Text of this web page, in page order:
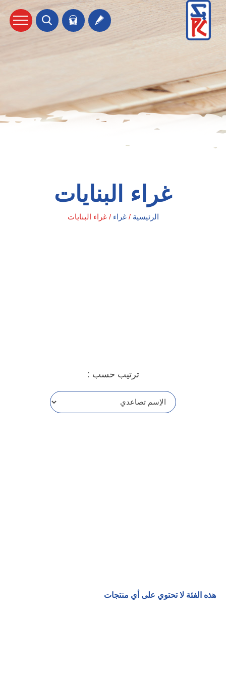
غراء البنايات
الرئيسية /غراء /غراء البنايات
ترتيب حسب :
هذه الفئة لا تحتوي على أي منتجات